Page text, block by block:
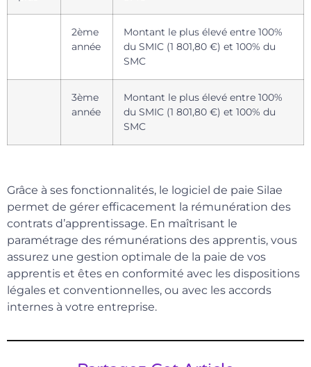
2ème
année
Montant le plus élevé entre 100%
du SMIC (1 801,80 €) et 100% du
SMC
3ème
année
Montant le plus élevé entre 100%
du SMIC (1 801,80 €) et 100% du
SMC
Grâce à ses fonctionnalités, le logiciel de paie Silae
permet de gérer efficacement la rémunération des
contrats d’apprentissage. En maîtrisant le
paramétrage des rémunérations des apprentis, vous
assurez une gestion optimale de la paie de vos
apprentis et êtes en conformité avec les dispositions
légales et conventionnelles, ou avec les accords
internes à votre entreprise.